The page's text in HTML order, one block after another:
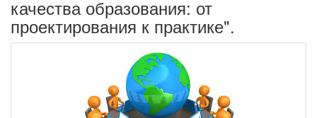
качества образования: от
проектирования к практике".